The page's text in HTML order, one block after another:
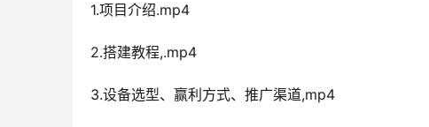
1.项目介绍.mp4
2.搭建教程,.mp4
3.设备选型、赢利方式、推广渠道,mp4